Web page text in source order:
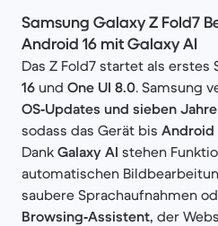
Samsung Galaxy Z Fold7
Android 16 mit Galaxy AI
Das Z Fold7 startet als
16 und One UI 8.0. Samsung
OS‑Updates und sieben
sodass das Gerät bis Android
Dank Galaxy AI stehen
automatischen
saubere Sprachaufnahmen
Browsing‑Assistent, der